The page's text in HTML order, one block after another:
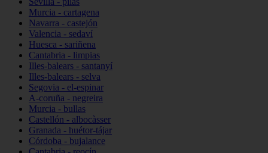
Murcia - cartagena
Navarra - castejón
Valencia - sedaví
Huesca - sariñena
Cantabria - limpias
Illes-balears - santanyí
Illes-balears - selva
Segovia - el-espinar
A-coruña - negreira
Murcia - bullas
Castellón - albocàsser
Granada - huétor-tájar
Córdoba - bujalance